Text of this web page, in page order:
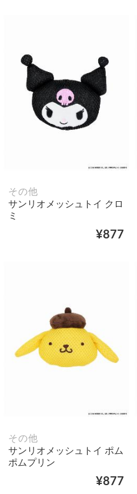
その他
サンリオメッシュトイ クロ
ミ
¥877
その他
サンリオメッシュトイ ポム
ポムプリン
¥877